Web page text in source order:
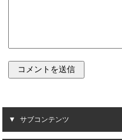
サブコンテンツ